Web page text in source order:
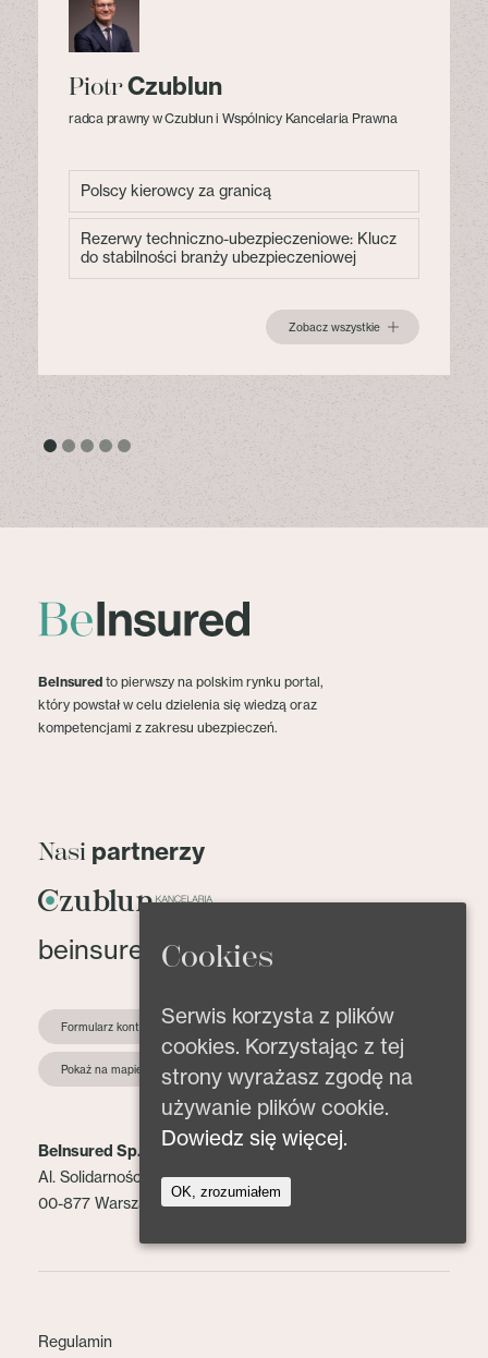
PiotrCzublun
radca prawny w Czublun i Wspólnicy Kancelaria Prawna
Polscy kierowcy za granicą
Rezerwy techniczno-ubezpieczeniowe: Klucz
do stabilności branży ubezpieczeniowej
Zobacz wszystkie
BeInsured to pierwszy na polskim rynku portal,
który powstał w celu dzielenia się wiedzą oraz
kompetencjami z zakresu ubezpieczeń.
Nasi partnerzy
beinsured@beinsured.pl
Formularz kontaktowy
Pokaż na mapie
BeInsured Sp. z o.o.
Al. Solidarności 153 lok. 2
00-877 Warszawa
Regulamin
Cookies
Serwis korzysta z plików
cookies. Korzystając z tej
strony wyrażasz zgodę na
używanie plików cookie.
Dowiedz się więcej.
OK, zrozumiałem